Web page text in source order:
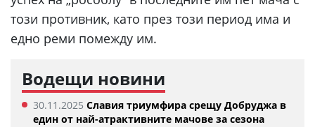
този противник, като през този период има и
едно реми помежду им.
Водещи новини
30.11.2025 Славия триумфира срещу Добруджа в
един от най-атрактивните мачове за сезона